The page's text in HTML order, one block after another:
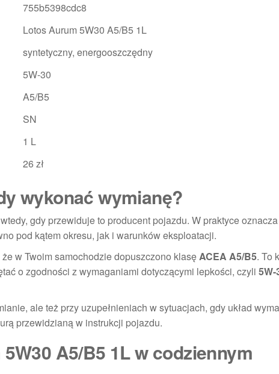
755b5398cdc8
Lotos Aurum 5W30 A5/B5 1L
syntetyczny, energooszczędny
5W-30
A5/B5
SN
1 L
26 zł
wykonać wymianę?
gdy przewiduje to producent pojazdu. W praktyce
pod kątem okresu, jak i warunków eksploatacji.
w Twoim samochodzie dopuszczono klasęACEA A5/B5. To
o zgodności z wymaganiami dotyczącymi lepkości, czyli 5W-
ale też przy uzupełnieniach w sytuacjach, gdy układ
przewidzianą w instrukcji pojazdu.
A5/B5 1L w codziennym